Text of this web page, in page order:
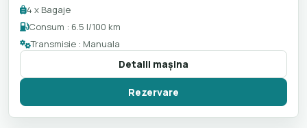
4 x Bagaje
Consum : 6.5 l/100 km
Transmisie : Manuala
Detalii maşina
Rezervare